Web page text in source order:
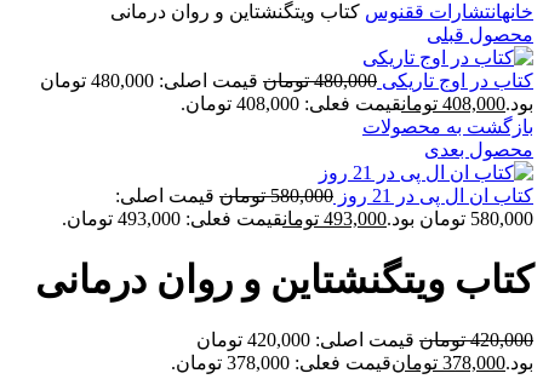
خانهانتشارات ققنوس کتاب ویتگنشتاین و روان درمانی
محصول قبلی
کتاب در اوج تاریکی 480,000 تومان
قیمت اصلی: 480,000 تومان
بود.408,000 تومانقیمت فعلی: 408,000 تومان.
بازگشت به محصولات
محصول بعدی
کتاب ان ال پی در 21 روز 580,000 تومان قیمت اصلی:
580,000 تومان بود.
493,000 تومانقیمت فعلی: 493,000 تومان.
کتاب ویتگنشتاین و روان درمانی
420,000 تومان
قیمت اصلی: 420,000 تومان
بود.378,000 تومانقیمت فعلی: 378,000 تومان.